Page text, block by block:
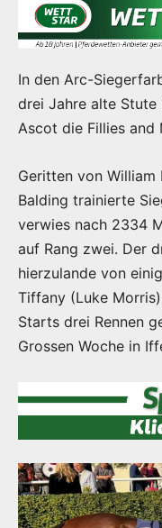
In den Arc-
drei Jahre alte Stute
Ascot die Fillies and
Geritten von
Balding trainierte
verwies nach 2334
auf Rang zwei. Der
hierzulande von
Tiffany (Luke
Starts drei Rennen
Grossen Woche in